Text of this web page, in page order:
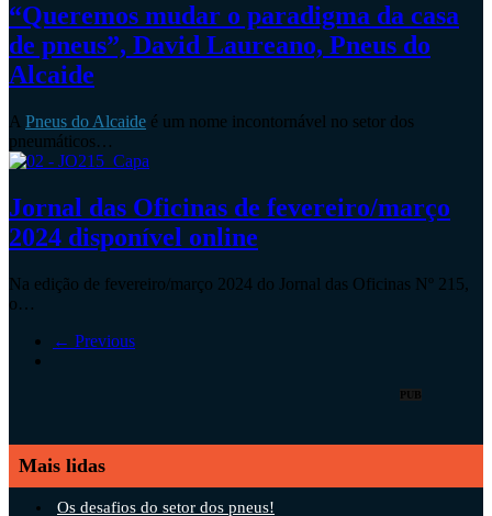
“Queremos mudar o paradigma da casa
de pneus”, David Laureano, Pneus do
Alcaide
A Pneus do Alcaide é um nome incontornável no setor dos
pneumáticos…
Jornal das Oficinas de fevereiro/março
2024 disponível online
Na edição de fevereiro/março 2024 do Jornal das Oficinas Nº 215,
o…
← Previous
PUB
Mais lidas
Os desafios do setor dos pneus!